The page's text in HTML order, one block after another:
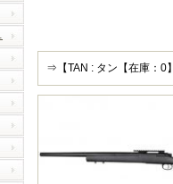
⇒【TAN : タン【在庫：0